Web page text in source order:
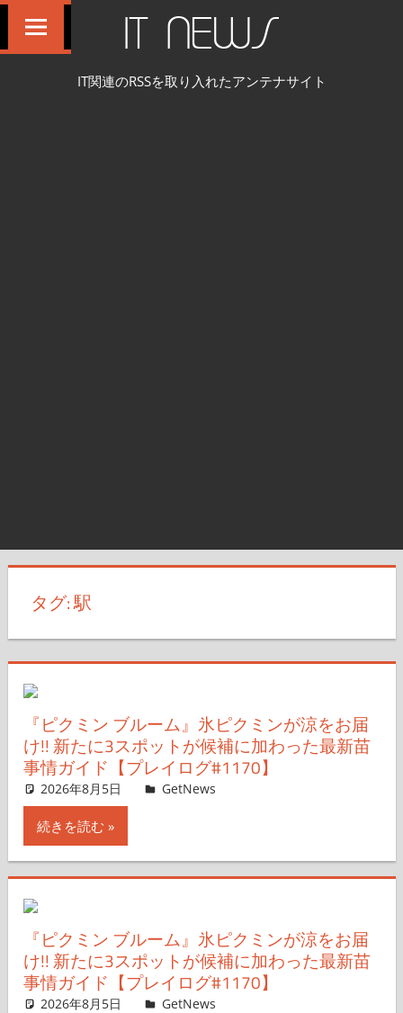
IT NEWS
IT関連のRSSを取り入れたアンテナサイト
タグ:駅
『ピクミン ブルーム』氷ピクミンが涼をお届
け!! 新たに3スポットが候補に加わった最新苗
事情ガイド【プレイログ#1170】
2026年8月5日 ガジェ通ウェブライター
GetNews
続きを読む
『ピクミン ブルーム』氷ピクミンが涼をお届
け!! 新たに3スポットが候補に加わった最新苗
事情ガイド【プレイログ#1170】
2026年8月5日 ガジェ通ウェブライター
GetNews